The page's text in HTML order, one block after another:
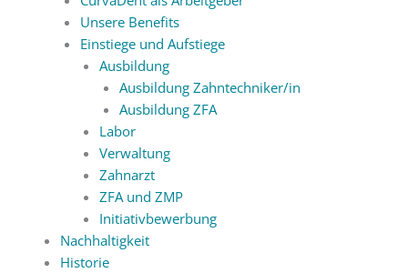
Unsere Benefits
Einstiege und Aufstiege
Ausbildung
Ausbildung Zahntechniker/in
Ausbildung ZFA
Labor
Verwaltung
Zahnarzt
ZFA und ZMP
Initiativbewerbung
Nachhaltigkeit
Historie